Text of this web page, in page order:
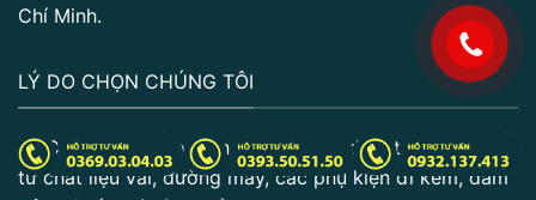
Chí Minh.
LÝ DO CHỌN CHÚNG TÔI
Chất lượng cao: Sản phẩm được kiểm tra kỹ lưỡng
từ chất liệu vải, đường may, các phụ kiện đi kèm, đảm
.